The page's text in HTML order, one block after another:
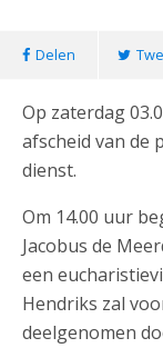
Delen
Op zaterdag
afscheid van de
dienst.
Om 14.00 uur
Jacobus de
een
Hendriks zal
deelgenomen